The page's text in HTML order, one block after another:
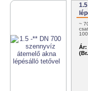
~
Ár: